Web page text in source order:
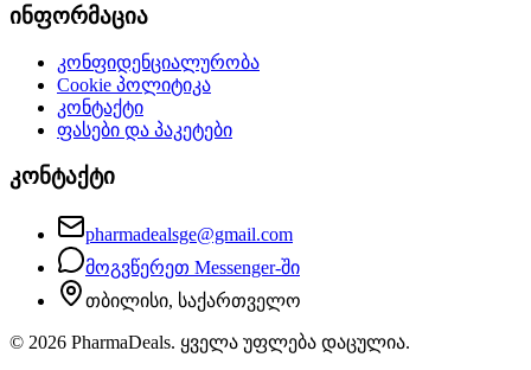
ინფორმაცია
კონფიდენციალურობა
Cookie პოლიტიკა
კონტაქტი
ფასები და პაკეტები
კონტაქტი
pharmadealsge@gmail.com
მოგვწერეთ Messenger-ში
თბილისი, საქართველო
© 2026 PharmaDeals. ყველა უფლება დაცულია.